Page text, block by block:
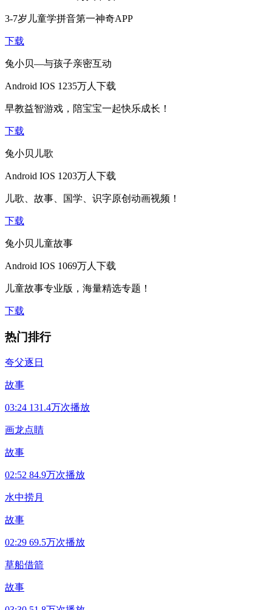
3-7岁儿童学拼音第一神奇APP
下载
兔小贝—与孩子亲密互动
Android IOS 1235万人下载
早教益智游戏，陪宝宝一起快乐成长！
下载
兔小贝儿歌
Android IOS 1203万人下载
儿歌、故事、国学、识字原创动画视频！
下载
兔小贝儿童故事
Android IOS 1069万人下载
儿童故事专业版，海量精选专题！
下载
热门排行
夸父逐日
故事
03:24 131.4万次播放
画龙点睛
故事
02:52 84.9万次播放
水中捞月
故事
02:29 69.5万次播放
草船借箭
故事